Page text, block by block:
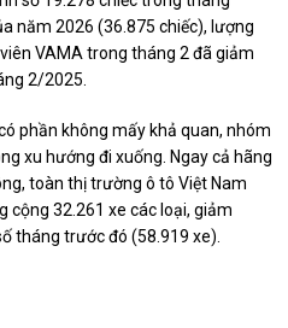
năm 2026 (36.875 chiếc), lượng
VAMA trong tháng 2 đã giảm
2/2025.
phần không mấy khả quan, nhóm
xu hướng đi xuống. Ngay cả hãng
toàn thị trường ô tô Việt Nam
32.261 xe các loại, giảm
tháng trước đó (58.919 xe).